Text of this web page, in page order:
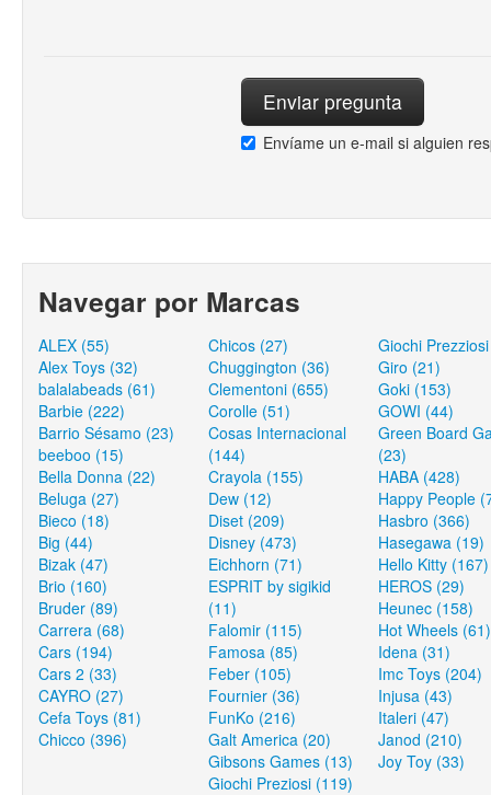
Envíame un e-mail si alguien
Navegar por Marcas
ALEX (55)
Alex Toys (32)
balalabeads (61)
Barbie (222)
Barrio Sésamo (23)
beeboo (15)
Bella Donna (22)
Beluga (27)
Bieco (18)
Big (44)
Bizak (47)
Brio (160)
Bruder (89)
Carrera (68)
Cars (194)
Cars 2 (33)
CAYRO (27)
Cefa Toys (81)
Chicco (396)
Chicos (27)
Chuggington (36)
Clementoni (655)
Corolle (51)
Cosas Internacional
(144)
Crayola (155)
Dew (12)
Diset (209)
Disney (473)
Eichhorn (71)
ESPRIT by sigikid
(11)
Falomir (115)
Famosa (85)
Feber (105)
Fournier (36)
FunKo (216)
Galt America (20)
Gibsons Games (13)
Giochi Preziosi (119)
Giochi
Giro (21)
Goki (153)
GOWI (44)
Green Board
(23)
HABA (428)
Happy People
Hasbro (366)
Hasegawa (19)
Hello Kitty (167)
HEROS (29)
Heunec (158)
Hot Wheels (61)
Idena (31)
Imc Toys (204)
Injusa (43)
Italeri (47)
Janod (210)
Joy Toy (33)